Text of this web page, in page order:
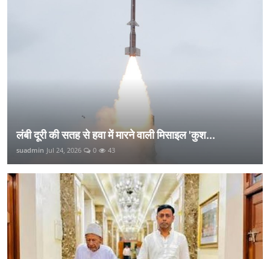
लंबी दूरी की सतह से हवा में मारने वाली मिसाइल 'कुश...
suadmin Jul 24, 2026 0 43